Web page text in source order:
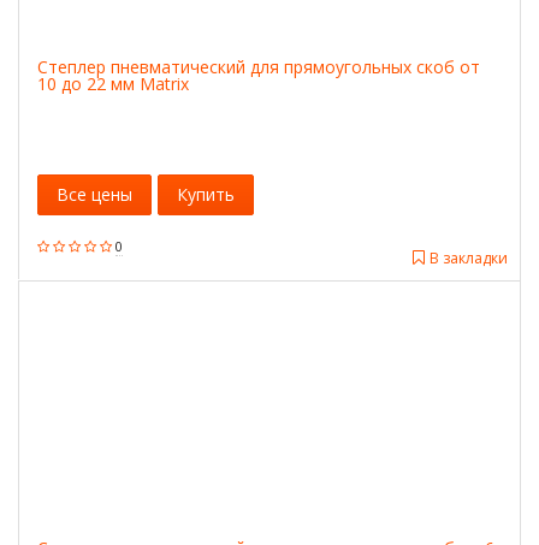
Степлер пневматический для прямоугольных скоб от
10 до 22 мм Matrix
0
В закладки
Все цены Купить